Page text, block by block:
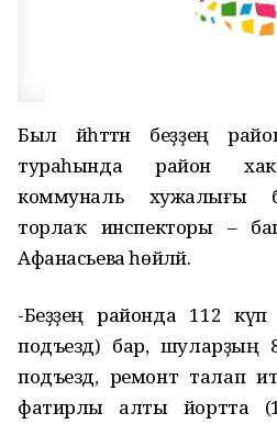
Был йәһәттән беҙҙең
тураһында район
коммуналь хужалығы
торлаҡ инспекторы –
Афанасьева һөйләй.
-Беҙҙең районда 112
подъезд) бар, шуларҙың
подъезд, ремонт талап
фатирлы алты йортта